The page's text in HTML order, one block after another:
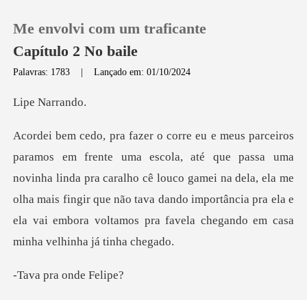
Loja
Histórico
Sair
Me envolvi com um traficante
Capítulo 2 No baile
Palavras: 1783 |Lançado em: 01/10/2024
Nar
ma
novinha linda pra caralho cê louco gamei na dela, ela me
olha mais fingir que não tava dando impor
ra onde